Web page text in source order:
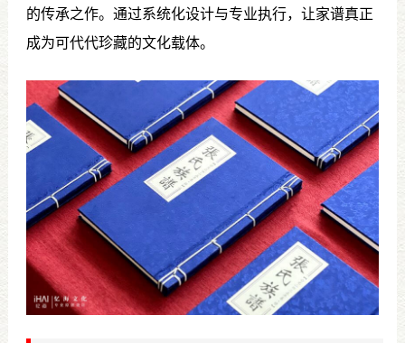
的传承之作。通过系统化设计与专业执行，让家谱真正
成为可代代珍藏的文化载体。